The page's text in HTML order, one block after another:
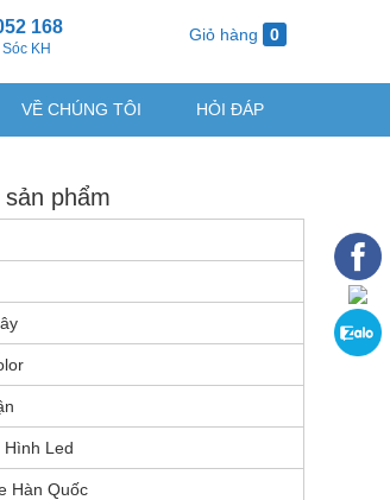
168
KH
Giỏ hàng 0
VỀ CHÚNG TÔI HỎI ĐÁP
phẩm
Hình Led
Hàn Quốc